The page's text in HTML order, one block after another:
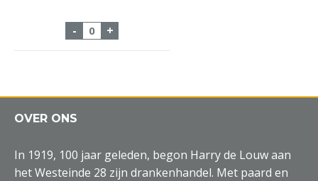
- Completa Creamer Zak 1000gr aantal
+
OVER ONS
In 1919, 100 jaar geleden, begon Harry de Louw aan
het Westeinde 28 zijn drankenhandel. Met paard en